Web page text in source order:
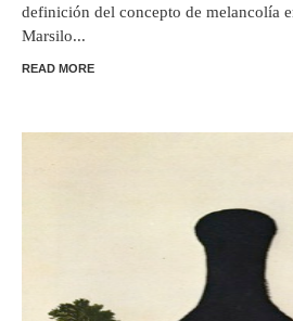
definición del concepto de melancolía
Marsilo...
READ MORE